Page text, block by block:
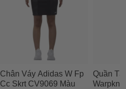
Chân Váy Adidas W Fp
Cc Skrt CV9069 Màu
Quần